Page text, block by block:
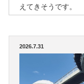
えてきそうです。
2026.7.31